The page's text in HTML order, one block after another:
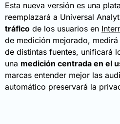
Esta nueva versión es una
reemplazará a Universal
tráfico de los usuarios en
de medición mejorado,
de distintas fuentes, unificará
una medición centrada en el
marcas entender mejor las
automático preservará la